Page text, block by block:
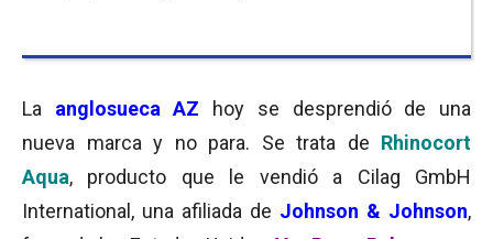
La anglosueca AZ hoy se desprendió de una
nueva marca y no para. Se trata de Rhinocort
Aqua, producto que le vendió a Cilag GmbH
International, una afiliada de Johnson & Johnson,